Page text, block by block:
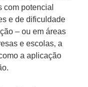
com potencial
e de dificuldade
– ou em áreas
e escolas, a
a aplicação